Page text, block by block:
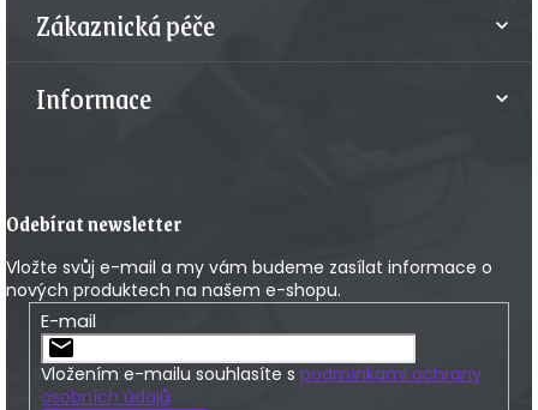
Zákaznická péče
Informace
Odebírat newsletter
Vložte svůj e-mail a my vám budeme zasílat informace o
nových produktech na našem e-shopu.
E-mail
Vložením e-mailu souhlasíte s podmínkami ochrany
osobních údajů